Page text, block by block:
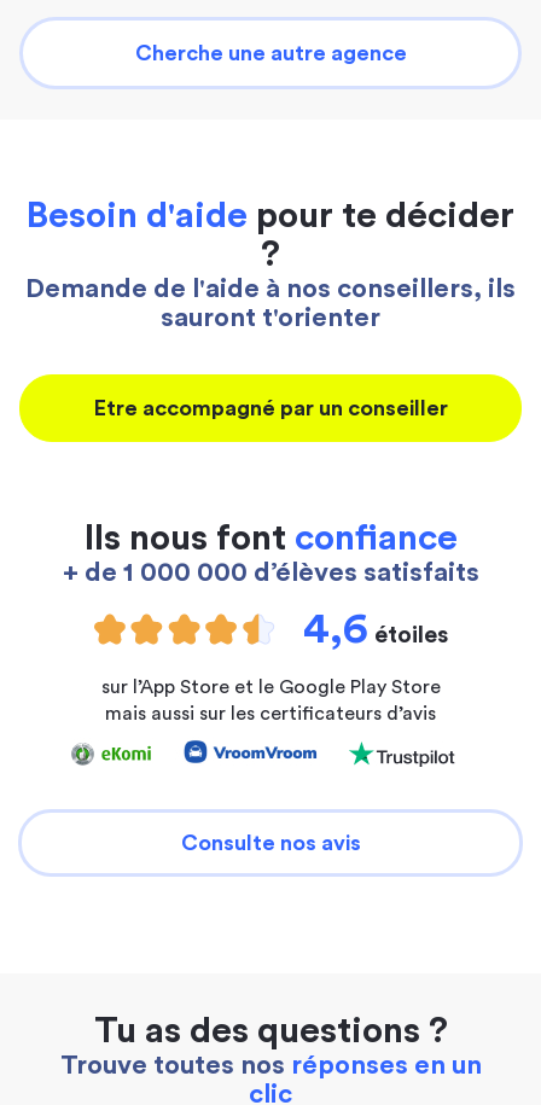
Cherche une autre agence
Besoin d'aide pour te décider
?
Demande de l'aide à nos conseillers, ils
sauront t'orienter
Etre accompagné par un conseiller
Ils nous font confiance
+ de 1 000 000 d’élèves satisfaits
4,6 étoiles
sur l’App Store et le Google Play Store
mais aussi sur les certificateurs d’avis
Consulte nos avis
Tu as des questions ?
Trouve toutes nos réponses en un
clic